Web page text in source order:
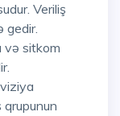
Veriliş
gedir.
və sitkom
qrupunun